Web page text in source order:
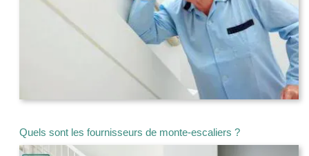
Quels sont les fournisseurs de monte-escaliers ?